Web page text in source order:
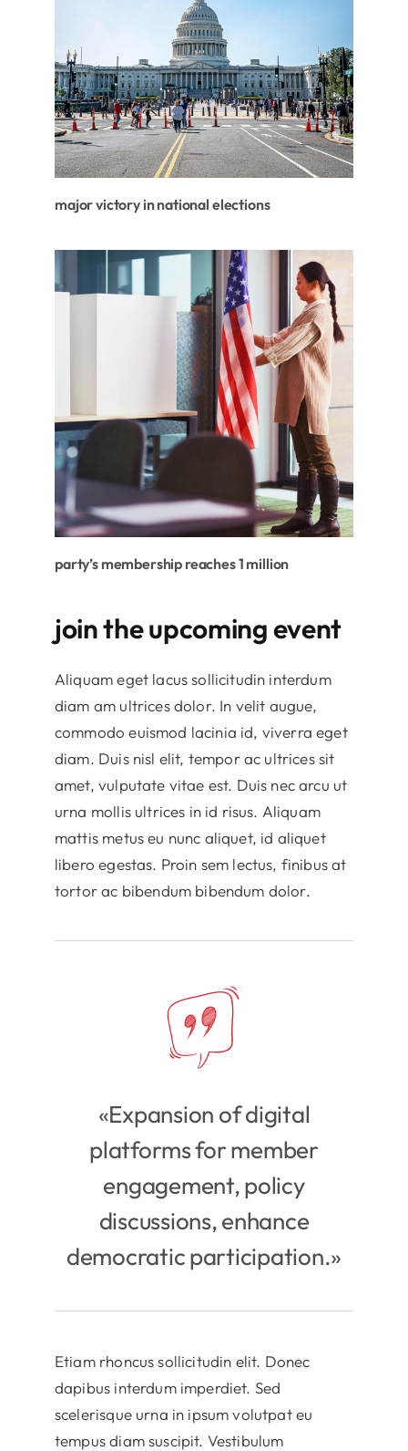
major victory in national elections
party’s membership reaches 1 million
join the upcoming event
Aliquam eget lacus sollicitudin interdum
diam am ultrices dolor. In velit augue,
commodo euismod lacinia id, viverra eget
diam. Duis nisl elit, tempor ac ultrices sit
amet, vulputate vitae est. Duis nec arcu ut
urna mollis ultrices in id risus. Aliquam
mattis metus eu nunc aliquet, id aliquet
libero egestas. Proin sem lectus, finibus at
tortor ac bibendum bibendum dolor.
«Expansion of digital
platforms for member
engagement, policy
discussions, enhance
democratic participation.»
Etiam rhoncus sollicitudin elit. Donec
dapibus interdum imperdiet. Sed
scelerisque urna in ipsum volutpat eu
tempus diam suscipit. Vestibulum